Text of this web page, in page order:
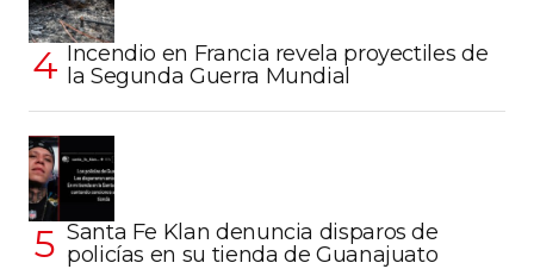
Incendio en Francia revela proyectiles de
la Segunda Guerra Mundial
Santa Fe Klan denuncia disparos de
policías en su tienda de Guanajuato